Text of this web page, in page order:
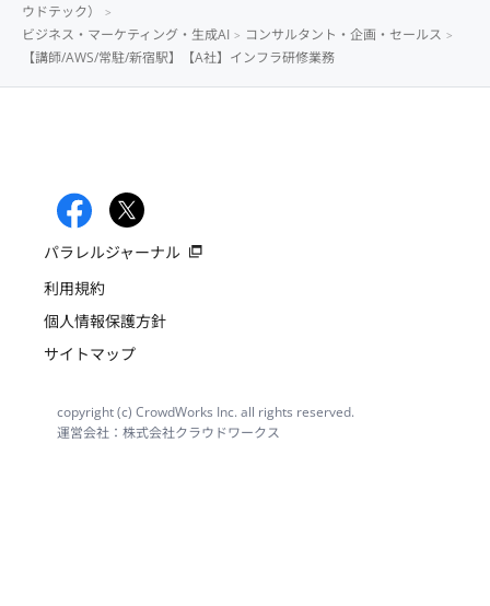
ウドテック）
ビジネス・マーケティング・生成AI
コンサルタント・企画・セールス
【講師/AWS/常駐/新宿駅】【A社】インフラ研修業務
パラレルジャーナル
利用規約
個人情報保護方針
サイトマップ
copyright (c) CrowdWorks Inc. all rights reserved.
運営会社：株式会社クラウドワークス